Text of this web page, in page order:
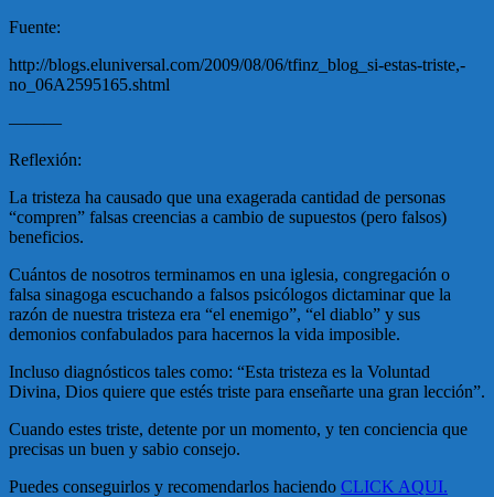
Fuente:
http://blogs.eluniversal.com/2009/08/06/tfinz_blog_si-estas-triste,-
no_06A2595165.shtml
———
Reflexión:
La tristeza ha causado que una exagerada cantidad de personas
“compren” falsas creencias a cambio de supuestos (pero falsos)
beneficios.
Cuántos de nosotros terminamos en una iglesia, congregación o
falsa sinagoga escuchando a falsos psicólogos dictaminar que la
razón de nuestra tristeza era “el enemigo”, “el diablo” y sus
demonios confabulados para hacernos la vida imposible.
Incluso diagnósticos tales como: “Esta tristeza es la Voluntad
Divina, Dios quiere que estés triste para enseñarte una gran lección”.
Cuando estes triste, detente por un momento, y ten conciencia que
precisas un buen y sabio consejo.
Puedes conseguirlos y recomendarlos haciendo CLICK AQUI.